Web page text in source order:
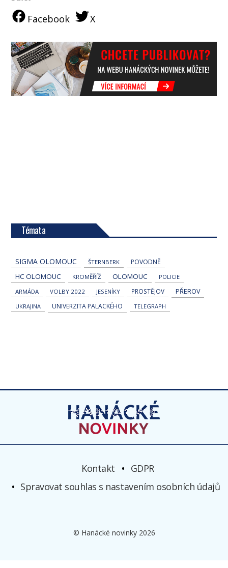
Facebook X
Témata
SIGMA OLOMOUC ŠTERNBERK POVODNĚ
HC OLOMOUC KROMĚŘÍŽ OLOMOUC
POLICIE
ARMÁDA
VOLBY 2022 JESENÍKY PROSTĚJOV PŘEROV
UKRAJINA UNIVERZITA PALACKÉHO TELEGRAPH
Kontakt
GDPR
Spravovat souhlas s nastavením osobních údajů
© Hanácké novinky 2026